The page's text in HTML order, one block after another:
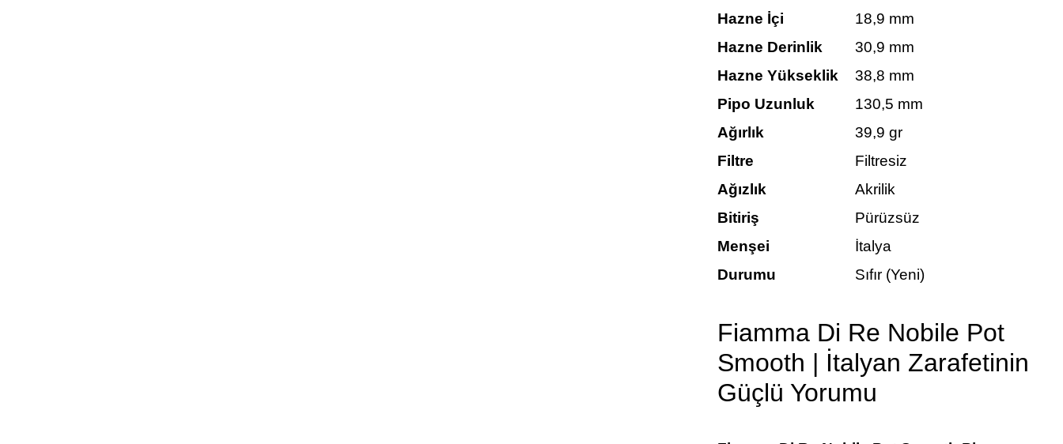
Hazne İçi
18,9 mm
Hazne Derinlik
30,9 mm
Hazne Yükseklik
38,8 mm
Pipo Uzunluk
130,5 mm
Ağırlık
39,9 gr
Filtre
Filtresiz
Ağızlık
Akrilik
Bitiriş
Pürüzsüz
Menşei
İtalya
Durumu
Sıfır (Yeni)
Fiamma Di Re Nobile Pot
Smooth | İtalyan Zarafetinin
Güçlü Yorumu